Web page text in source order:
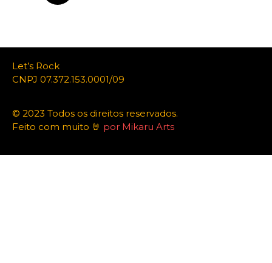
Let’s Rock
CNPJ 07.372.153.0001/09
© 2023 Todos os direitos reservados.
Feito com muito 🤘 por Mikaru Arts